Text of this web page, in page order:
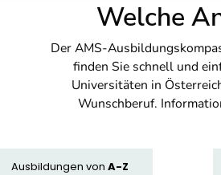
Welche
Der AMS-
finden Sie schnell und
Universitäten in
Wunschberuf.
Ausbildungen von A-Z